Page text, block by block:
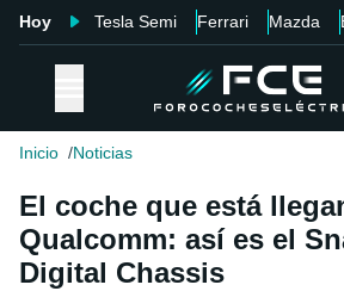
Hoy Tesla Semi Ferrari Mazda
Inicio Noticias
El coche que está
Qualcomm: así es el
Digital Chassis